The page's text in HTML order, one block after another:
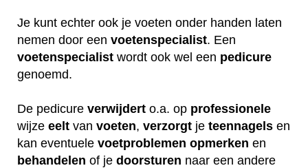
Je kunt echter ook je voeten onder handen laten
nemen door een voetenspecialist. Een
voetenspecialist wordt ook wel een pedicure
genoemd.
De pedicure verwijdert o.a. op professionele
wijze eelt van voeten, verzorgt je teennagels en
kan eventuele voetproblemen opmerken en
behandelen of je doorsturen naar een andere